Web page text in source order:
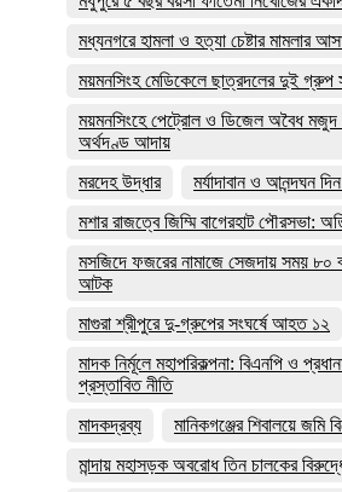
মধ্যনগরে হামলা ও হত্যা চেষ্টার মামলার
ময়মনসিংহ মেডিকেলে ছাত্রদলের দুই
ময়মনসিংহে পেট্রোল ও ডিজেল অবৈধ মজুদ
অর্থদণ্ড আদায়
মরদেহ উদ্ধার
মর্যাদাবান ও আনন্দঘন
মশার রাজত্বে জিম্মি বাগেরহাট পৌরসভা:
মসজিদে ফজরের নামাজে সেজদায় সময়
আটক
মাগুরা শ্রীপুরে দু-গ্রুপের সংঘর্ষে আহত ১২
মাদক নির্মূলে মহাপরিকল্পনা: বিএনপি ও
প্রস্তাবিত নীতি
মাদকদ্রব্য
মানিকগঞ্জের শিবালয়ে জমি
মান্দায় মহাসড়ক অবরোধ তিন চালকের